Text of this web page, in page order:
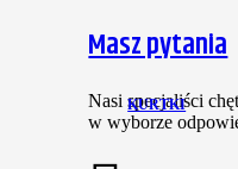
KURTKI
Masz pytania
Nasi specjaliści
w wyborze